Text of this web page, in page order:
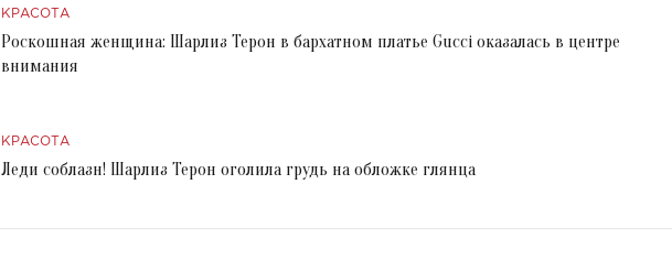
КРАСОТА
Роскошная женщина: Шарлиз Терон в бархатном платье Gucci оказалась в центре
внимания
КРАСОТА
Леди соблазн! Шарлиз Терон оголила грудь на обложке глянца